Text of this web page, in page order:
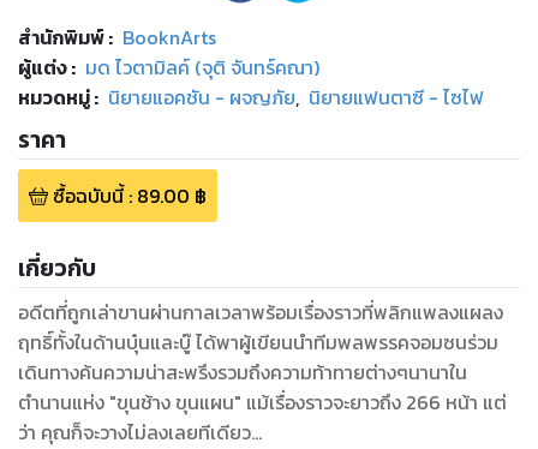
สำนักพิมพ์: BooknArts
ผู้แต่ง : มด ไวตามิลค์ (จุติ จันทร์คณา)
หมวดหมู่: นิยายแอคชัน - ผจญภัย, นิยายแฟนตาซี - ไซไฟ
ราคา
ซื้อฉบับนี้: 89.00 ฿
เกี่ยวกับ
อดีตที่ถูกเล่าขานผ่านกาลเวลาพร้อมเรื่องราวที่พลิกแพลงแผลง
ฤทธิ์ทั้งในด้านบุ๋นและบู๊ ได้พาผู้เขียนนำทีมพลพรรคจอมซนร่วม
เดินทางค้นความน่าสะพรึงรวมถึงความท้าทายต่างๆนานาใน
ตำนานแห่ง "ขุนช้าง ขุนแผน" แม้เรื่องราวจะยาวถึง 266 หน้า แต่
ว่า คุณก็จะวางไม่ลงเลยทีเดียว